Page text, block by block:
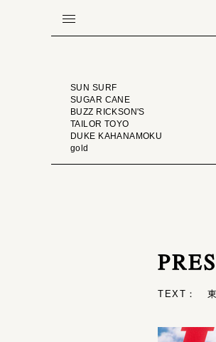
BRAND
SUN SURF
SUGAR CANE
BUZZ RICKSON'S
TAILOR TOYO
DUKE KAHANAMOKU
gold
TEXT： 東